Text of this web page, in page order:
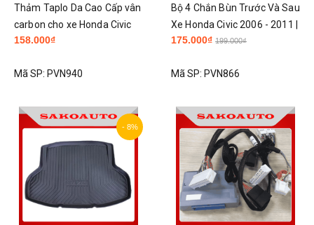
Thảm Taplo Da Cao Cấp vân
carbon cho xe Honda Civic
Form 2018-2021
158.000₫
Mã SP: PVN940
Bộ 4 Chắn Bùn Trước Và Sau
Xe Honda Civic 2006 - 2011 |
Kèm ốc vít
175.000₫ 199.000₫
Mã SP: PVN866
- 8%